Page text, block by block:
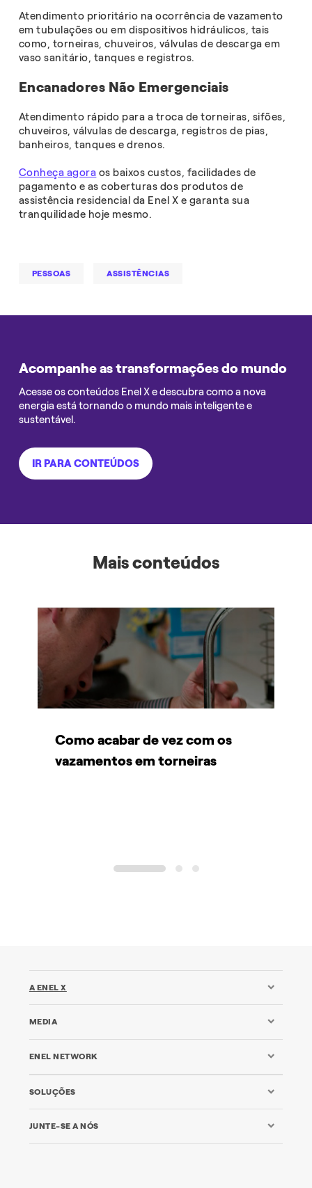
Atendimento prioritário na ocorrência de vazamento
em tubulações ou em dispositivos hidráulicos, tais
como, torneiras, chuveiros, válvulas de descarga em
vaso sanitário, tanques e registros.
Encanadores Não Emergenciais
Atendimento rápido para a troca de torneiras, sifões,
chuveiros, válvulas de descarga, registros de pias,
banheiros, tanques e drenos.
Conheça agora os baixos custos, facilidades de
pagamento e as coberturas dos produtos de
assistência residencial da Enel X e garanta sua
tranquilidade hoje mesmo.
PESSOAS ASSISTÊNCIAS
Acompanhe as transformações do mundo
Acesse os conteúdos Enel X e descubra como a nova
energia está tornando o mundo mais inteligente e
sustentável.
IR PARA CONTEÚDOS
Mais conteúdos
Como acabar de vez com os
vazamentos em torneiras
1 2 3
A ENEL X
MEDIA
ENEL NETWORK
SOLUÇÕES
JUNTE-SE A NÓS